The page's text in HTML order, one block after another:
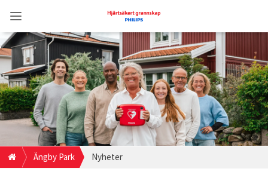
Ängby Park Nyheter